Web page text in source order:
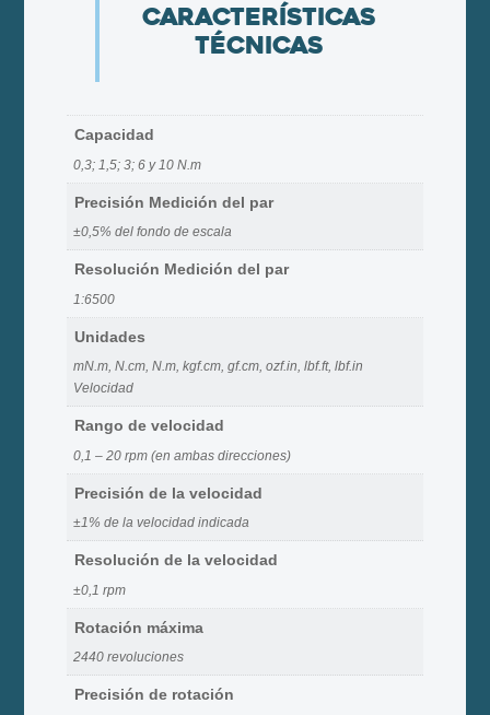
Características
técnicas
Capacidad
0,3; 1,5; 3; 6 y 10 N.m
Precisión Medición del par
±0,5% del fondo de escala
Resolución Medición del par
1:6500
Unidades
mN.m, N.cm, N.m, kgf.cm, gf.cm, ozf.in, lbf.ft, lbf.in
Velocidad
Rango de velocidad
0,1 – 20 rpm (en ambas direcciones)
Precisión de la velocidad
±1% de la velocidad indicada
Resolución de la velocidad
±0,1 rpm
Rotación máxima
2440 revoluciones
Precisión de rotación